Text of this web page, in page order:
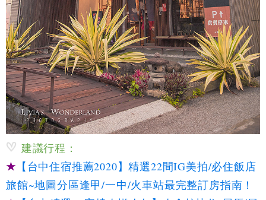
建議行程：
★ 【台中住宿推薦2020】精選22間IG美拍/必住飯店
旅館~地圖分區逢甲/一中/火車站最完整訂房指南！